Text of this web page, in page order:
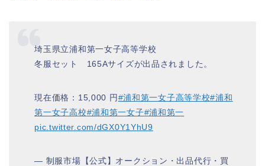
埼玉県立浦和第一女子高等学校
冬服セット 165Aサイズが出品されました。
現在価格：15,000 円#浦和第一女子高等学校#浦和
第一女子高校#浦和第一女子#浦和第一
pic.twitter.com/dGX0Y1YhU9
— 制服市場【公式】オークション・出品代行・買